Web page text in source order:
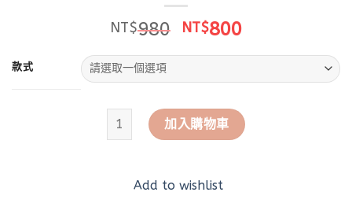
NT$980 原
格：
NT$980。
NT$800目
格：
款式
六芒星古巴項鏈 數量
加入購物車
Add to wishlist